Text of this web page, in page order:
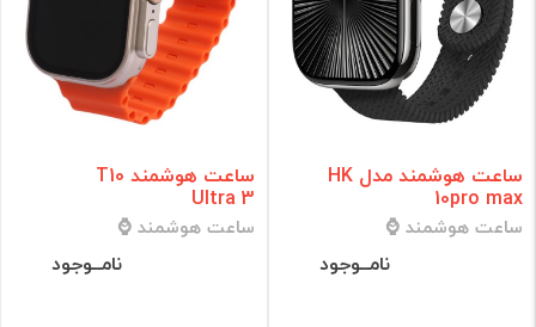
ساعت هوشمند مدل HK
10pro max
ساعت هوشمند ⌚
نامــوجود
ساعت هوشمند T10
Ultra 3
ساعت هوشمند ⌚
نامــوجود